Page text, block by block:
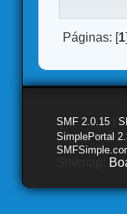
Páginas: [1]
SMF 2.0.15
SimplePortal